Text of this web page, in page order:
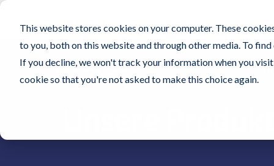
This website stores cookies on your computer. These
to you, both on this website and through other media. To
If you decline, we won't track your information when you
cookie so that you're not asked to make this choice again.